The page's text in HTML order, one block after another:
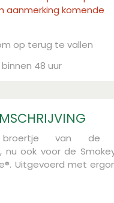
aanmerking komende
op terug te vallen
48 uur
van de
nu ook voor de
Uitgevoerd met